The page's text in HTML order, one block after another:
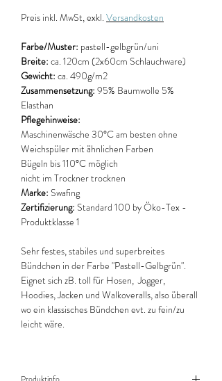
Preis inkl. MwSt, exkl. Versandkosten
Farbe/Muster: pastell-gelbgrün/uni
Breite: ca. 120cm (2x60cm Schlauchware)
Gewicht: ca. 490g/m2
Zusammensetzung: 95% Baumwolle 5%
Elasthan
Pflegehinweise:
Maschinenwäsche 30°C am besten ohne
Weichspüler mit ähnlichen Farben
Bügeln bis 110°C möglich
nicht im Trockner trocknen
Marke: Swafing
Zertifizierung: Standard 100 by Öko-Tex -
Produktklasse 1
Sehr festes, stabiles und superbreites
Bündchen in der Farbe "Pastell-Gelbgrün".
Eignet sich zB. toll für Hosen, Jogger,
Hoodies, Jacken und Walkoveralls, also überall
wo ein klassisches Bündchen evt. zu fein/zu
leicht wäre.